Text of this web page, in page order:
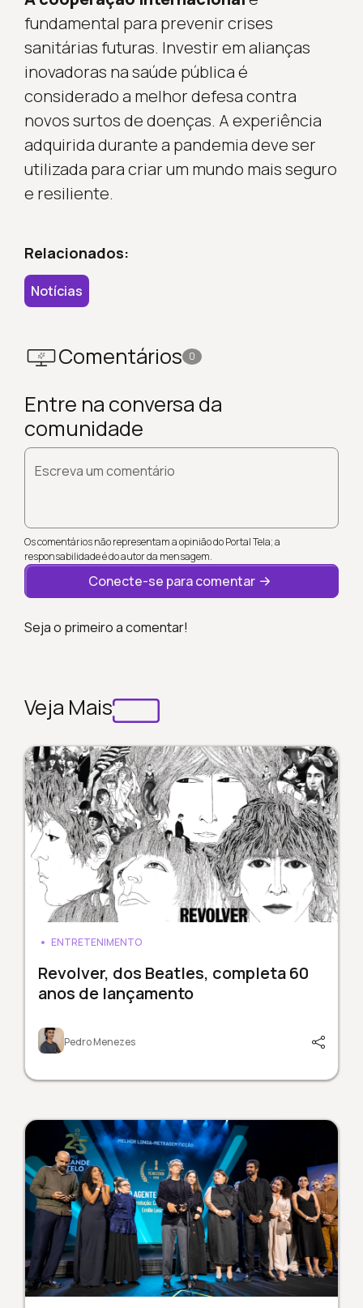
fundamental para prevenir crises
sanitárias futuras. Investir em alianças
inovadoras na saúde pública é
considerado a melhor defesa contra
novos surtos de doenças. A experiência
adquirida durante a pandemia deve ser
utilizada para criar um mundo mais seguro
e resiliente.
Relacionados:
Notícias
Comentários 0
Entre na conversa da
comunidade
Escreva um comentário
Os comentários não representam a opinião do Portal Tela; a
responsabilidade é do autor da mensagem.
Conecte-se para comentar
Seja o primeiro a comentar!
Veja Mais
ENTRETENIMENTO
Revolver, dos Beatles, completa 60
anos de lançamento
Pedro Menezes